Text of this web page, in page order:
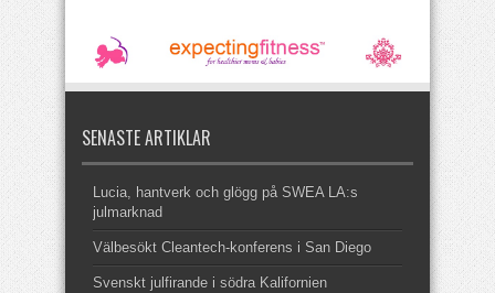
SENASTE ARTIKLAR
Lucia, hantverk och glögg på SWEA LA:s
julmarknad
Välbesökt Cleantech-konferens i San Diego
Svenskt julfirande i södra Kalifornien